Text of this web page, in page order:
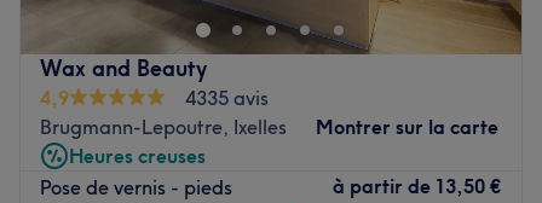
Transport public le plus proche
À proximité de la station de métro Mérode, garantissant
une accessibilité pratique.
L’équipe
Irina et son équipe de professionnelles accueillent leurs
clientes avec expertise et attention pour des soins réalisés
Wax and Beauty
4,9
4335 avis
Brugmann-Lepoutre, Ixelles
Montrer sur la carte
Heures creuses
Pose de vernis - pieds
à partir de 13,50 €